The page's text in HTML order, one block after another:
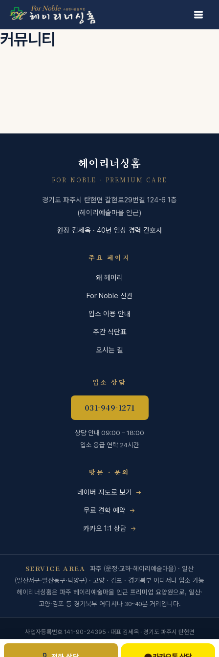
콘텐츠로 건너뛰기
커뮤니티
헤이리너싱홈
FOR NOBLE · PREMIUM CARE
경기도 파주시 탄현면 갈현로29번길 124-6 1층
(헤이리예술마을 인근)
원장 김세옥 · 40년 임상 경력 간호사
주요 페이지
왜 헤이리
For Noble 신관
입소 이용 안내
주간 식단표
오시는 길
입소 상담
031-949-1271
상담 안내 09:00 – 18:00
입소 응급 연락 24시간
방문 · 문의
네이버 지도로 보기
무료 견학 예약
카카오 1:1 상담
SERVICE AREA 파주 (운정·교하·헤이리예술마을) · 일산
(일산서구·일산동구·덕양구) · 고양 · 김포 · 경기북부 어디서나 입소 가능
헤이리너싱홈은 파주 헤이리예술마을 인근 프리미엄 요양원으로, 일산·
고양·김포 등 경기북부 어디서나 30~40분 거리입니다.
사업자등록번호 141-90-24395 · 대표 김세옥 · 경기도 파주시 탄현면
갈현로29번길 124-6 1층
개인정보처리방침· 이용약관 © 2026 헤이리너싱홈 · 모든 권리 보유 [관리자]